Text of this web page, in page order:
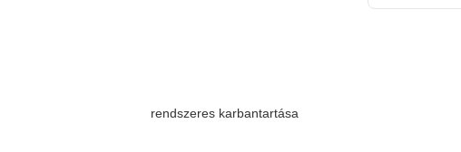
rendszeres karbantartása